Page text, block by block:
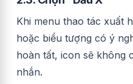
Khi menu thao tác xuất
hoặc biểu tượng có ý
hoàn tất, icon sẽ không
nhắn.